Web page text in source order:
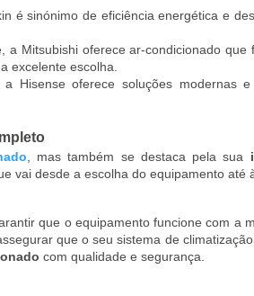
é sinónimo de eficiência energética e
a Mitsubishi oferece ar-condicionado
excelente escolha.
Hisense oferece soluções modernas
, mas também se destaca pela sua
vai desde a escolha do equipamento até
que o equipamento funcione com a
que o seu sistema de
com qualidade e segurança.